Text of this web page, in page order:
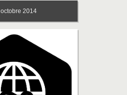
octobre 2014